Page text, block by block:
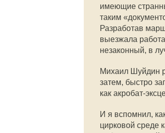
имеющие
таким
Разработав
выезжала
незаконный, в
Михаил Шуйдин
затем, быстро
как акробат-
И я вспомнил,
цирковой среде